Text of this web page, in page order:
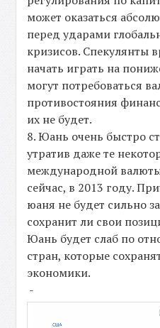
может оказаться
перед ударами
кризисов. Спекулянты
начать играть на
могут потребоваться
противостояния
их не будет.
8. Юань очень быстро
утратив даже те
международной
сейчас, в 2013 году.
юаня не будет сильно
сохранит ли свои
Юань будет слаб по
стран, которые
экономики.
-